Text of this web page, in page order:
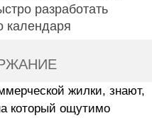
разработать
календаря
жилки, знают,
который ощутимо